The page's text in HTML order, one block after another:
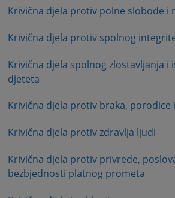
Krivična djela protiv polne slobode i
Krivična djela protiv spolnog
Krivična djela spolnog zlostavljanja i
djeteta
Krivična djela protiv braka, porodice
Krivična djela protiv zdravlja ljudi
Krivična djela protiv privrede,
bezbjednosti platnog prometa